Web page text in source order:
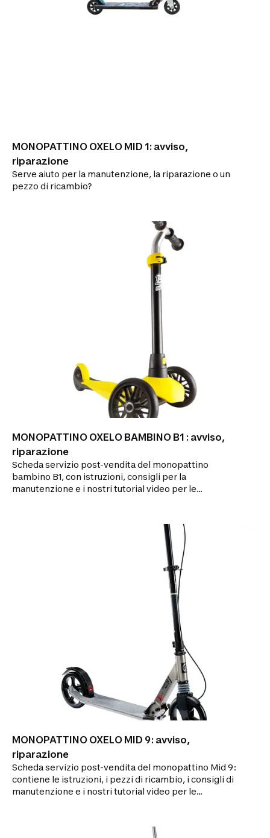
MONOPATTINO OXELO MID 1: avviso,
riparazione
Serve aiuto per la manutenzione, la riparazione o un
pezzo di ricambio?
MONOPATTINO OXELO BAMBINO B1 : avviso,
riparazione
Scheda servizio post-vendita del monopattino
bambino B1, con istruzioni, consigli per la
manutenzione e i nostri tutorial video per le
MONOPATTINO OXELO MID 9: avviso,
riparazione
Scheda servizio post-vendita del monopattino Mid 9:
contiene le istruzioni, i pezzi di ricambio, i consigli di
manutenzione e i nostri tutorial video per le